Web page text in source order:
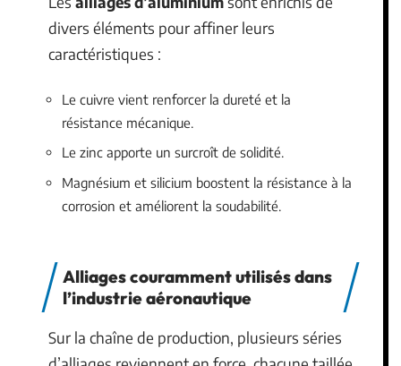
divers éléments pour affiner leurs
caractéristiques :
Le cuivre vient renforcer la dureté et la
résistance mécanique.
Le zinc apporte un surcroît de solidité.
Magnésium et silicium boostent la résistance à la
corrosion et améliorent la soudabilité.
Alliages couramment utilisés dans
l’industrie aéronautique
Sur la chaîne de production, plusieurs séries